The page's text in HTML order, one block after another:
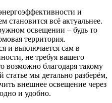
и
становится всё актуальнее.
освещении – будь то
территория.
и выключается сам в
не требуя вашего
возможно благодаря такому
статье мы детально разберём,
внешнее освещение через
и удобно.